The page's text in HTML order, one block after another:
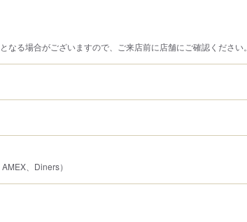
なる場合がございますので、ご来店前に店舗にご確認ください。
、Diners）